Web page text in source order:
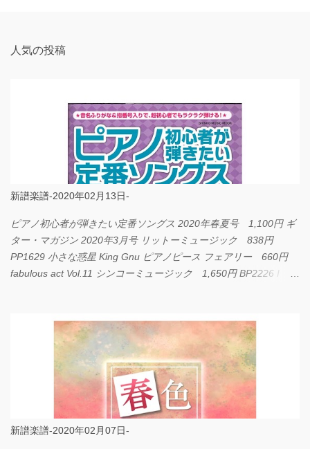
人気の投稿
新譜楽譜-2020年02月13日-
ピアノ初心者が弾きたい定番ソングス 2020年春夏号 1,100円 ギ
ター・マガジン 2020年3月号 リットーミュージック 838円
PP1629 小さな惑星 King Gnu ピアノピース フェアリー 660円
fabulous act Vol.11 シンコーミュージック 1,650円 BP2226 I
新譜楽譜-2020年02月07日-